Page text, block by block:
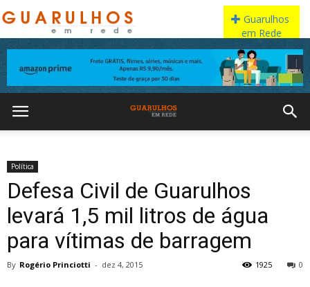
Política
Defesa Civil de Guarulhos
levará 1,5 mil litros de água
para vítimas de barragem
By Rogério Princiotti - dez 4, 2015 0
1925